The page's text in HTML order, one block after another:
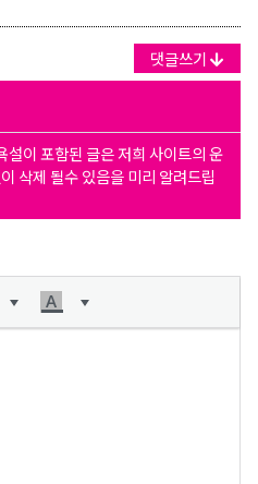
댓글쓰기
이 포함된 글은 저희 사이트의 운
삭제 될수 있음을 미리 알려드립